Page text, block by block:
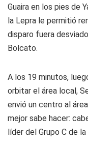
Guaira en los pies de
la Lepra le permitió
disparo fuera
Bolcato.
A los 19 minutos,
orbitar el área local,
envió un centro al
mejor sabe hacer:
líder del Grupo C de